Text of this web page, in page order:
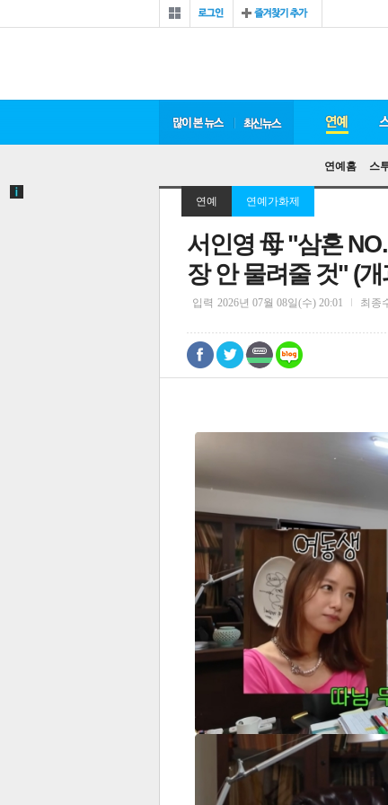
많이 본 뉴스 최신 뉴스 연예
연예홈 스
연예 연예가화제
서인영 母 "삼혼
장 안 물려줄 것" (
입력 2026년 07월 08일(수) 20:01 최종
트위
댓글
0